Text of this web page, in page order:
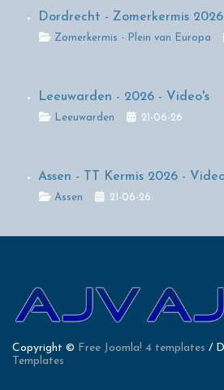
Dordrecht - Zomerkermis
Details
Zomerkermis - Plein van Europa
Leeuwarden - 2026 - Video's
DetailsLeeuwarden 21-06-26
Assen - TT Kermis 2026 -
Details
Assen 21-06-26
Copyright © Free Joomla! 4 templates /
Templates